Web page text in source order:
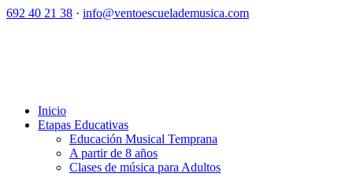
692 40 21 38 · info@ventoescuelademusica.com
Inicio
Etapas Educativas
Educación Musical Temprana
A partir de 8 años
Clases de música para Adultos